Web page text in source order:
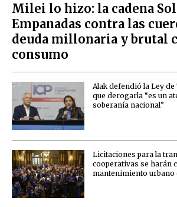
Milei lo hizo: la cadena
Empanadas contra las
deuda millonaria y brutal
consumo
Alak defendió la Ley
que derogarla “es un
soberanía nacional”
Licitaciones para la
cooperativas se harán
mantenimiento urbano